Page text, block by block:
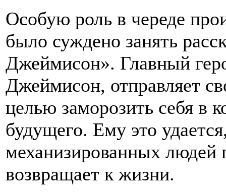
Особую роль в череде
было суждено занять
Джеймисон». Главный
Джеймисон, отправляет
целью заморозить себя в
будущего. Ему это
механизированных
возвращает к жизни.